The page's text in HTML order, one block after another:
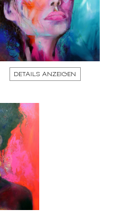
DETAILS ANZEIGEN